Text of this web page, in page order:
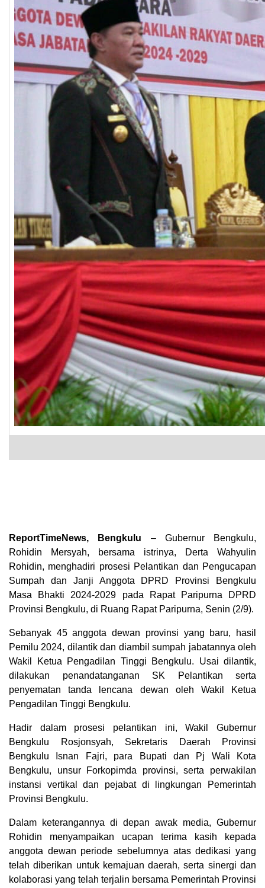
ReportTimeNews, Bengkulu – Gubernur Bengkulu,
Rohidin Mersyah, bersama istrinya, Derta Wahyulin
Rohidin, menghadiri prosesi Pelantikan dan Pengucapan
Sumpah dan Janji Anggota DPRD Provinsi Bengkulu
Masa Bhakti 2024-2029 pada Rapat Paripurna DPRD
Provinsi Bengkulu, di Ruang Rapat Paripurna, Senin (2/9).
Sebanyak 45 anggota dewan provinsi yang baru, hasil
Pemilu 2024, dilantik dan diambil sumpah jabatannya oleh
Wakil Ketua Pengadilan Tinggi Bengkulu. Usai dilantik,
dilakukan penandatanganan SK Pelantikan serta
penyematan tanda lencana dewan oleh Wakil Ketua
Pengadilan Tinggi Bengkulu.
Hadir dalam prosesi pelantikan ini, Wakil Gubernur
Bengkulu Rosjonsyah, Sekretaris Daerah Provinsi
Bengkulu Isnan Fajri, para Bupati dan Pj Wali Kota
Bengkulu, unsur Forkopimda provinsi, serta perwakilan
instansi vertikal dan pejabat di lingkungan Pemerintah
Provinsi Bengkulu.
Dalam keterangannya di depan awak media, Gubernur
Rohidin menyampaikan ucapan terima kasih kepada
anggota dewan periode sebelumnya atas dedikasi yang
telah diberikan untuk kemajuan daerah, serta sinergi dan
kolaborasi yang telah terjalin bersama Pemerintah Provinsi